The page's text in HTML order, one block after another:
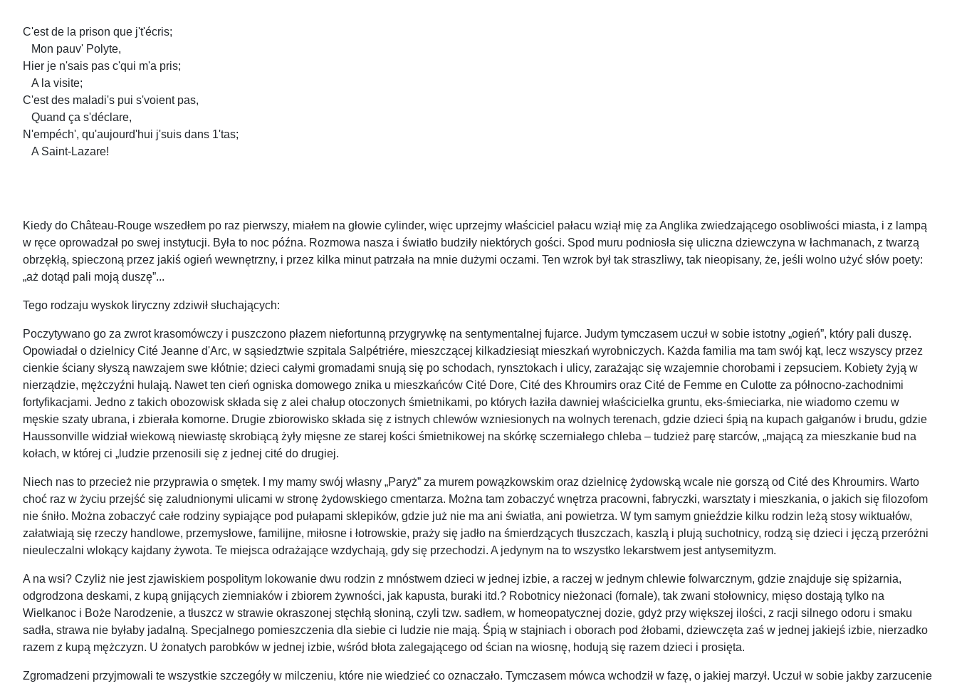
C'est de la prison que j't'écris;
Mon pauv' Polyte,
Hier je n'sais pas c'qui m'a pris;
A la visite;
C'est des maladi's pui s'voient pas,
Quand ça s'déclare,
N'empéch', qu'aujourd'hui j'suis dans 1'tas;
A Saint-Lazare!
Kiedy do Château-Rouge wszedłem po raz pierwszy, miałem na głowie cylinder, więc uprzejmy właściciel pałacu wziął mię za Anglika zwiedzającego osobliwości miasta, i z lampą
w ręce oprowadzał po swej instytucji. Była to noc późna. Rozmowa nasza i światło budziły niektórych gości. Spod muru podniosła się uliczna dziewczyna w łachmanach, z twarzą
obrzękłą, spieczoną przez jakiś ogień wewnętrzny, i przez kilka minut patrzała na mnie dużymi oczami. Ten wzrok był tak straszliwy, tak nieopisany, że, jeśli wolno użyć słów poety:
„aż dotąd pali moją duszę”...
Tego rodzaju wyskok liryczny zdziwił słuchających:
Poczytywano go za zwrot krasomówczy i puszczono płazem niefortunną przygrywkę na sentymentalnej fujarce. Judym tymczasem uczuł w sobie istotny „ogień”, który pali duszę.
Opowiadał o dzielnicy Cité Jeanne d'Arc, w sąsiedztwie szpitala Salpétriére, mieszczącej kilkadziesiąt mieszkań wyrobniczych. Każda familia ma tam swój kąt, lecz wszyscy przez
cienkie ściany słyszą nawzajem swe kłótnie; dzieci całymi gromadami snują się po schodach, rynsztokach i ulicy, zarażając się wzajemnie chorobami i zepsuciem. Kobiety żyją w
nierządzie, mężczyźni hulają. Nawet ten cień ogniska domowego znika u mieszkańców Cité Dore, Cité des Khroumirs oraz Cité de Femme en Culotte za północno-zachodnimi
fortyfikacjami. Jedno z takich obozowisk składa się z alei chałup otoczonych śmietnikami, po których łaziła dawniej właścicielka gruntu, eks-śmieciarka, nie wiadomo czemu w
męskie szaty ubrana, i zbierała komorne. Drugie zbiorowisko składa się z istnych chlewów wzniesionych na wolnych terenach, gdzie dzieci śpią na kupach gałganów i brudu, gdzie
Haussonville widział wiekową niewiastę skrobiącą żyły mięsne ze starej kości śmietnikowej na skórkę sczerniałego chleba – tudzież parę starców, „mającą za mieszkanie bud na
kołach, w której ci „ludzie przenosili się z jednej cité do drugiej.
Niech nas to przecież nie przyprawia o smętek. I my mamy swój własny „Paryż” za murem powązkowskim oraz dzielnicę żydowską wcale nie gorszą od Cité des Khroumirs. Warto
choć raz w życiu przejść się zaludnionymi ulicami w stronę żydowskiego cmentarza. Można tam zobaczyć wnętrza pracowni, fabryczki, warsztaty i mieszkania, o jakich się filozofom
nie śniło. Można zobaczyć całe rodziny sypiające pod pułapami sklepików, gdzie już nie ma ani światła, ani powietrza. W tym samym gnieździe kilku rodzin leżą stosy wiktuałów,
załatwiają się rzeczy handlowe, przemysłowe, familijne, miłosne i łotrowskie, praży się jadło na śmierdzących tłuszczach, kaszlą i plują suchotnicy, rodzą się dzieci i jęczą przeróżni
nieuleczalni wlokący kajdany żywota. Te miejsca odrażające wzdychają, gdy się przechodzi. A jedynym na to wszystko lekarstwem jest antysemityzm.
A na wsi? Czyliż nie jest zjawiskiem pospolitym lokowanie dwu rodzin z mnóstwem dzieci w jednej izbie, a raczej w jednym chlewie folwarcznym, gdzie znajduje się spiżarnia,
odgrodzona deskami, z kupą gnijących ziemniaków i zbiorem żywności, jak kapusta, buraki itd.? Robotnicy nieżonaci (fornale), tak zwani stołownicy, mięso dostają tylko na
Wielkanoc i Boże Narodzenie, a tłuszcz w strawie okraszonej stęchłą słoniną, czyli tzw. sadłem, w homeopatycznej dozie, gdyż przy większej ilości, z racji silnego odoru i smaku
sadła, strawa nie byłaby jadalną. Specjalnego pomieszczenia dla siebie ci ludzie nie mają. Śpią w stajniach i oborach pod żłobami, dziewczęta zaś w jednej jakiejś izbie, nierzadko
razem z kupą mężczyzn. U żonatych parobków w jednej izbie, wśród błota zalegającego od ścian na wiosnę, hodują się razem dzieci i prosięta.
Zgromadzeni przyjmowali te wszystkie szczegóły w milczeniu, które nie wiedzieć co oznaczało. Tymczasem mówca wchodził w fazę, o jakiej marzył. Uczuł w sobie jakby zarzucenie